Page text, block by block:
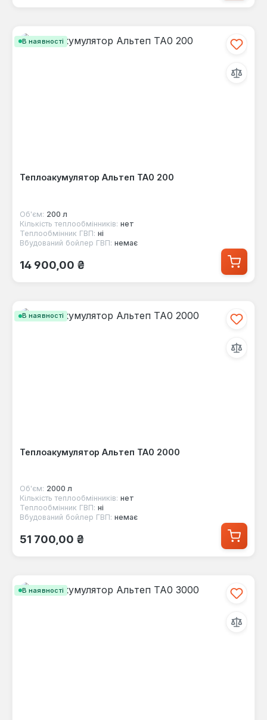
В наявності
Теплоакумулятор Альтеп ТА0 200
Об'єм: 200 л
Кількість теплообмінників: нет
Теплообмінник ГВП: ні
Вбудований бойлер ГВП: немає
Звичайна ціна:
14 900,00 ₴
В наявності
Теплоакумулятор Альтеп ТА0 2000
Об'єм: 2000 л
Кількість теплообмінників: нет
Теплообмінник ГВП: ні
Вбудований бойлер ГВП: немає
Звичайна ціна:
51 700,00 ₴
В наявності